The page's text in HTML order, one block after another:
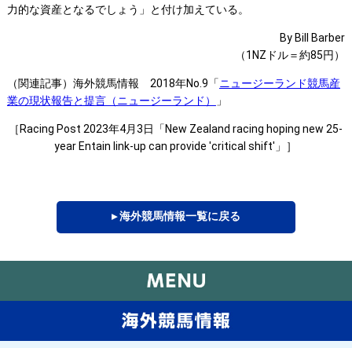
力的な資産となるでしょう」と付け加えている。
By Bill Barber
（1NZドル＝約85円）
（関連記事）海外競馬情報 2018年No.9「ニュージーランド競馬産
業の現状報告と提言（ニュージーランド）
」
［Racing Post 2023年4月3日「New Zealand racing hoping new 25-
year Entain link-up can provide 'critical shift'」］
▸ 海外競馬情報一覧に戻る